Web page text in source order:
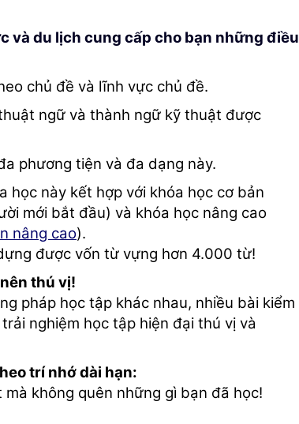
và du lịch cung cấp cho bạn những điều
chủ đề và lĩnh vực chủ đề.
ngữ và thành ngữ kỹ thuật được
phương tiện và đa dạng này.
học này kết hợp với khóa học cơ bản
mới bắt đầu) và khóa học nâng cao
nâng cao).
được vốn từ vựng hơn 4.000 từ!
thú vị!
pháp học tập khác nhau, nhiều bài kiểm
nghiệm học tập hiện đại thú vị và
trí nhớ dài hạn:
không quên những gì bạn đã học!